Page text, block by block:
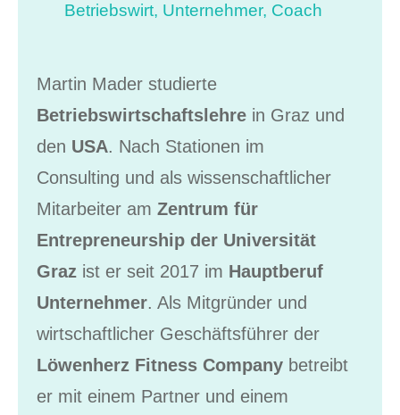
Betriebswirt, Unternehmer, Coach
Martin Mader studierte
Betriebswirtschaftslehre in Graz und
den USA. Nach Stationen im
Consulting und als wissenschaftlicher
Mitarbeiter am Zentrum für
Entrepreneurship der Universität
Graz ist er seit 2017 im Hauptberuf
Unternehmer. Als Mitgründer und
wirtschaftlicher Geschäftsführer der
Löwenherz Fitness Company betreibt
er mit einem Partner und einem